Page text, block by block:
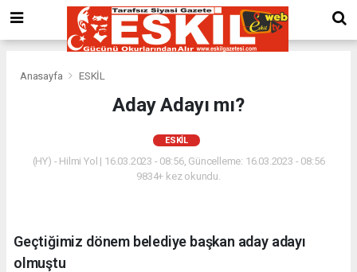
Anasayfa ESKİL
Aday Adayı mı?
ESKİL
(HY) - Hilmi Yol | 16.03.2023 - 08:56, Güncelleme: 16.03.2023 - 08:56
9834+ kez okundu.
Geçtiğimiz dönem belediye başkan aday adayı
olmuştu